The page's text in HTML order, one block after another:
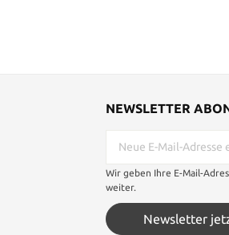
NEWSLETTER
Wir geben Ihre E-Mail-
weiter.
Newsletter